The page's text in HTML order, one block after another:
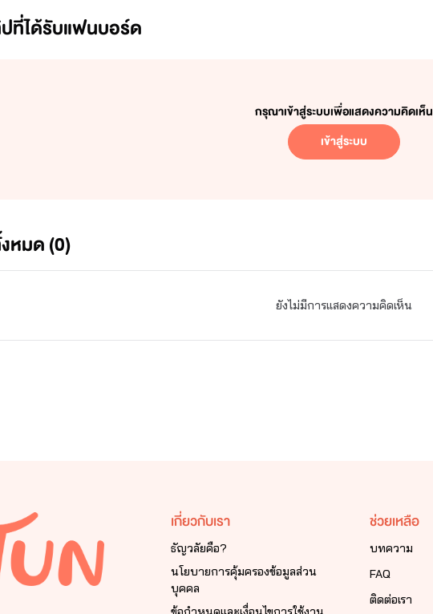
ที่ได้รับแฟนบอร์ด
กรุณาเข้าสู่ระบบเพื่อแสดงความคิดเห็น
เข้าสู่ระบบ
หมด (0)
ยังไม่มีการแสดงความคิดเห็น
เกี่ยวกับเรา
ธัญวลัยคือ?
นโยบายการคุ้มครองข้อมูลส่วน
บุคคล
ช่วยเหลือ
บทความ
FAQ
ติดต่อเรา